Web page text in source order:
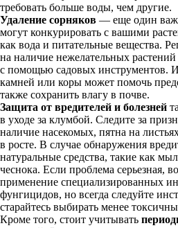
требовать больше воды, чем другие.
Удаление сорняков — еще один
могут конкурировать с вашими
как вода и питательные вещества.
на наличие нежелательных
с помощью садовых инструментов.
камней или коры может помочь
также сохранить влагу в почве.
Защита от вредителей и болезней
в уходе за клумбой. Следите за
наличие насекомых, пятна на
в росте. В случае обнаружения
натуральные средства, такие как
чеснока. Если проблема серьезная,
применение специализированных
фунгицидов, но всегда следуйте
старайтесь выбирать менее
Кроме того, стоит учитывать